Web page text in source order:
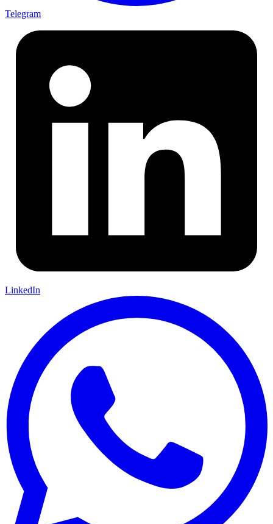
Telegram
LinkedIn